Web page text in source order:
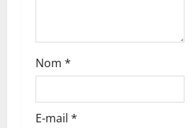
c
l
Nom *
E-mail *